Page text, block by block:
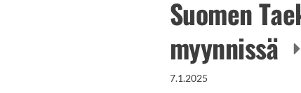
Suomen
myynnissä
7.1.2025